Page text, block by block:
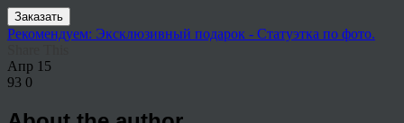
Заказать
Рекомендуем: Эксклюзивный подарок - Статуэтка по фото.
Апр 15
93 0